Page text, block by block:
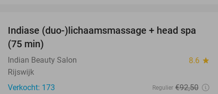
46%
Indiase (duo-)lichaamsmassage + head spa
(75 min)
Indian Beauty Salon 8.6 star
Rijswijk
Verkocht: 173
Regulier €92,50